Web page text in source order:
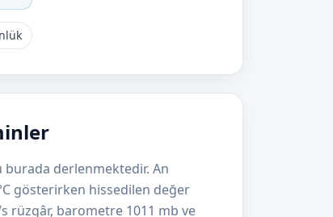
burada derlenmektedir. An
gösterirken hissedilen değer
rüzgâr, barometre 1011 mb ve